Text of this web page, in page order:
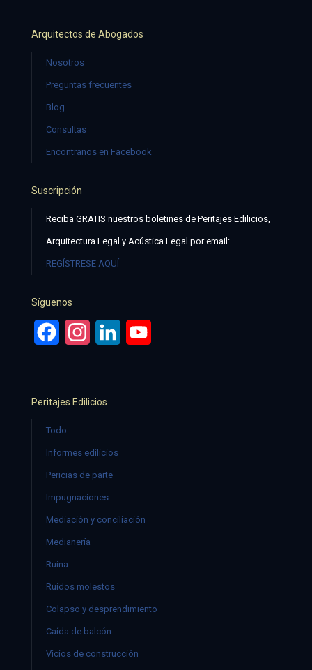
Arquitectos de Abogados
Nosotros
Preguntas frecuentes
Blog
Consultas
Encontranos en Facebook
Suscripción
Reciba GRATIS nuestros boletines de Peritajes Edilicios,
Arquitectura Legal y Acústica Legal por email:
REGÍSTRESE AQUÍ
Síguenos
FacebookInstagramLinkedIn
Peritajes Edilicios
Todo
Informes edilicios
Pericias de parte
Impugnaciones
Mediación y conciliación
Medianería
Ruina
Ruidos molestos
Colapso y desprendimiento
Caída de balcón
Vicios de construcción